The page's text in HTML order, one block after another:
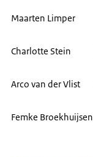
Maarten Limper
Charlotte Stein
Arco van der Vlist
Femke Broekhuijsen